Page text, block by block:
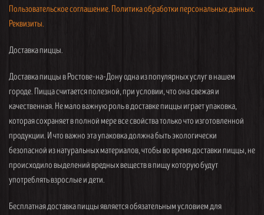
Пользовательское соглашение. Политика обработки персональных данных.
Реквизиты.
Доставка пиццы.
Доставка пиццы в Ростове-на-Дону одна из популярных услуг в нашем
городе. Пицца считается полезной, при условии, что она свежая и
качественная. Не мало важную роль в доставке пиццы играет упаковка,
которая сохраняет в полной мере все свойства только что изготовленной
продукции. И что важно эта упаковка должна быть экологически
безопасной из натуральных материалов, чтобы во время доставки пиццы, не
происходило выделений вредных веществ в пищу которую будут
употреблять взрослые и дети.
Бесплатная доставка пиццы является обязательным условием для